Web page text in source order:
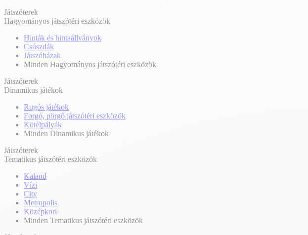
Játszóterek
Hagyományos játszótéri eszközök
Hinták és hintaállványok
Csúszdák
Játszóházak
Minden Hagyományos játszótéri eszközök
Játszóterek
Dinamikus játékok
Rugós játékok
Forgó, pörgő játszótéri eszközök
Kötélpályák
Minden Dinamikus játékok
Játszóterek
Tematikus játszótéri eszközök
Kaland
Vízi
City
Metropolis
Középkori
Minden Tematikus játszótéri eszközök